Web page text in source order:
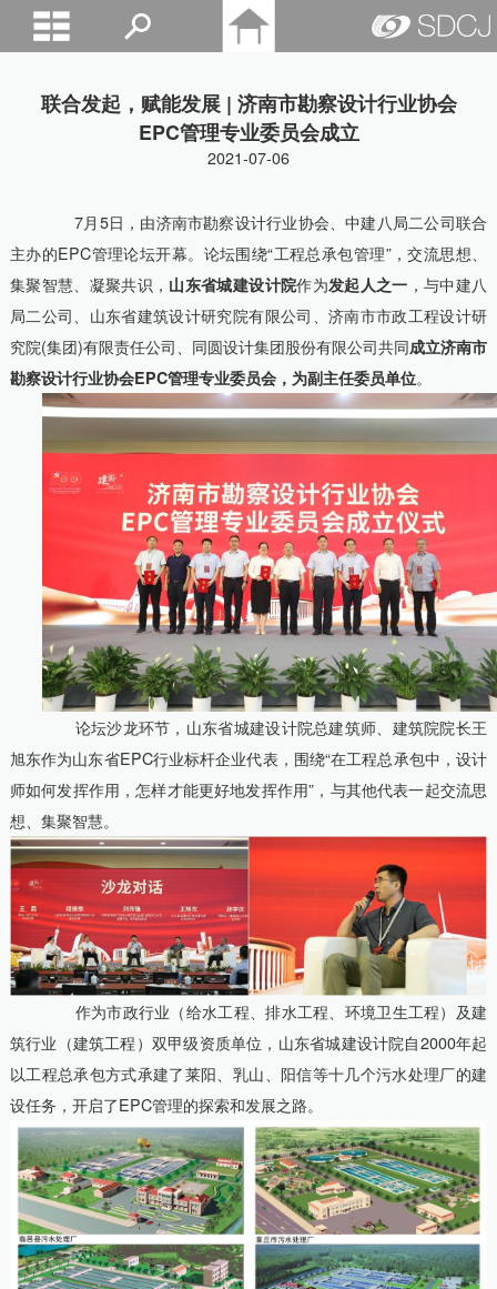
联合发起，赋能发展 | 济南市勘察设计行业协会
EPC管理专业委员会成立
2021-07-06
7月5日，由济南市勘察设计行业协会、中建八局二公司联合
主办的EPC管理论坛开幕。论坛围绕“工程总承包管理”，交流思想、
集聚智慧、凝聚共识， 山东省城建设计院作为发起人之一 ，与中建八
局二公司、山东省建筑设计研究院有限公司、济南市市政工程设计研
究院(集团)有限责任公司、同圆设计集团股份有限公司共同成立济南市
勘察设计行业协会EPC管理专业委员会，为副主任委员单位。
论坛沙龙环节，山东省城建设计院总建筑师、建筑院院长王
旭东作为山东省EPC行业标杆企业代表，围绕“在工程总承包中，设计
师如何发挥作用，怎样才能更好地发挥作用”，与其他代表一起交流思
想、集聚智慧。
作为市政行业（给水工程、排水工程、环境卫生工程）及建
筑行业（建筑工程）双甲级资质单位，山东省城建设计院自2000年起
以工程总承包方式承建了莱阳、乳山、阳信等十几个污水处理厂的建
设任务，开启了EPC管理的探索和发展之路。